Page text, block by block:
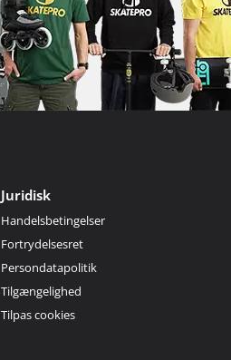
Juridisk
Handelsbetingelser
Fortrydelsesret
Persondatapolitik
Tilgængelighed
Tilpas cookies